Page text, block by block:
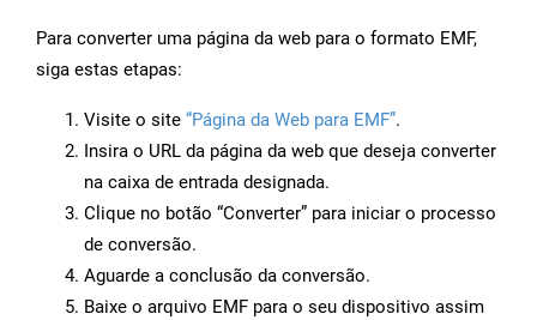
Para converter uma página da web para o formato EMF,
siga estas etapas:
Visite o site “Página da Web para EMF”.
Insira o URL da página da web que deseja converter
na caixa de entrada designada.
Clique no botão “Converter” para iniciar o processo
de conversão.
Aguarde a conclusão da conversão.
Baixe o arquivo EMF para o seu dispositivo assim